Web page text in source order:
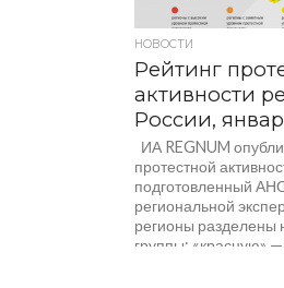
НОВОСТИ
Рейтинг
активности
России,
ИА REGNUM
протестной
подготовленный
региональной
регионы разделены
группы: «красную» —